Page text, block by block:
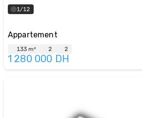
1/12
Appartement
133 m² 2 2
1 280 000 DH